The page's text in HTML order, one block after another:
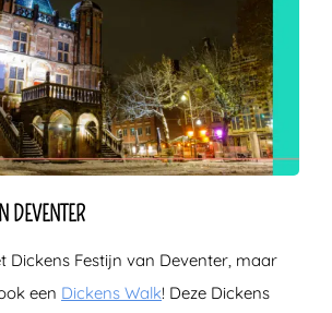
DEVENTER
Dickens Festijn van Deventer, maar
een Dickens Walk! Deze Dickens